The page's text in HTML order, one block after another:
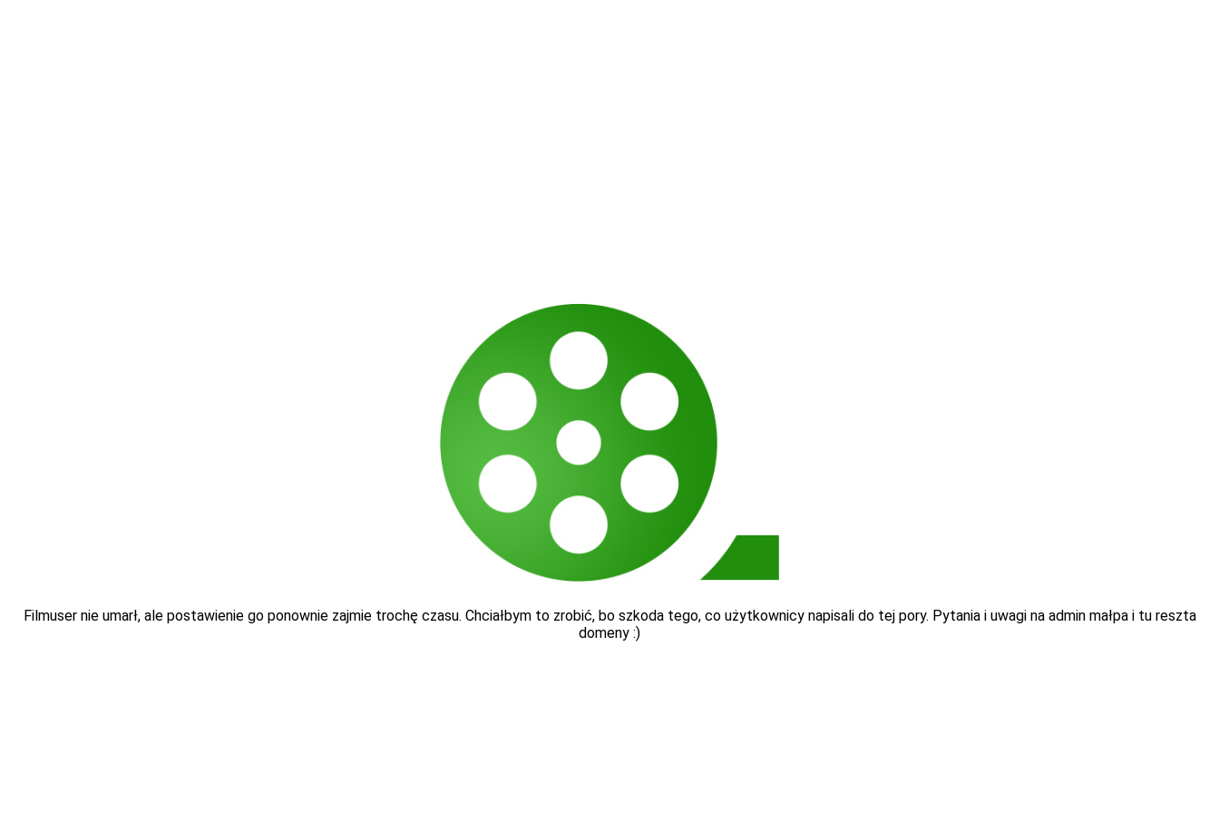
Filmuser nie umarł, ale postawienie go ponownie zajmie trochę czasu. Chciałbym to zrobić, bo szkoda tego, co użytkownicy napisali do tej pory. Pytania i uwagi na admin małpa i tu reszta
domeny :)